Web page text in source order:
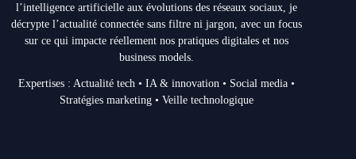
l’intelligence artificielle aux évolutions des réseaux sociaux, je
décrypte l’actualité connectée sans filtre ni jargon, avec un focus
sur ce qui impacte réellement nos pratiques digitales et nos
business models.
Expertises : Actualité tech • IA & innovation • Social media •
Stratégies marketing • Veille technologique